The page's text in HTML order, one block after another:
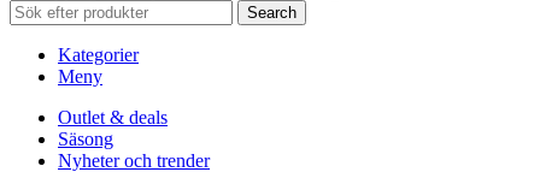
Search
Kategorier
Meny
Outlet & deals
Säsong
Nyheter och trender